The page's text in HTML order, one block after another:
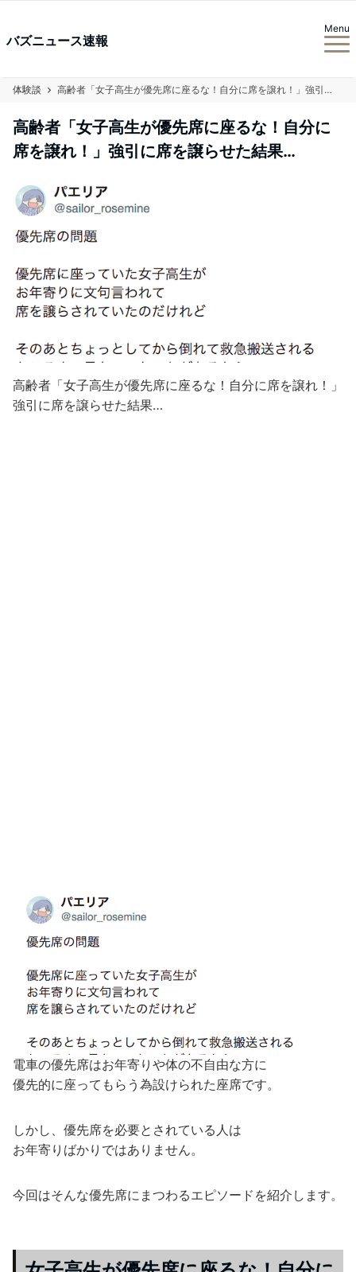
バズニュース速報
Menu
体験談 高齢者「女子高生が優先席に座るな！自分に席を譲れ！」強引に席を譲らせた結果…
高齢者「女子高生が優先席に座るな！自分に
席を譲れ！」強引に席を譲らせた結果…
高齢者「女子高生が優先席に座るな！自分に席を譲れ！」
強引に席を譲らせた結果…
電車の優先席はお年寄りや体の不自由な方に
優先的に座ってもらう為設けられた座席です。
しかし、優先席を必要とされている人は
お年寄りばかりではありません。
今回はそんな優先席にまつわるエピソードを紹介します。